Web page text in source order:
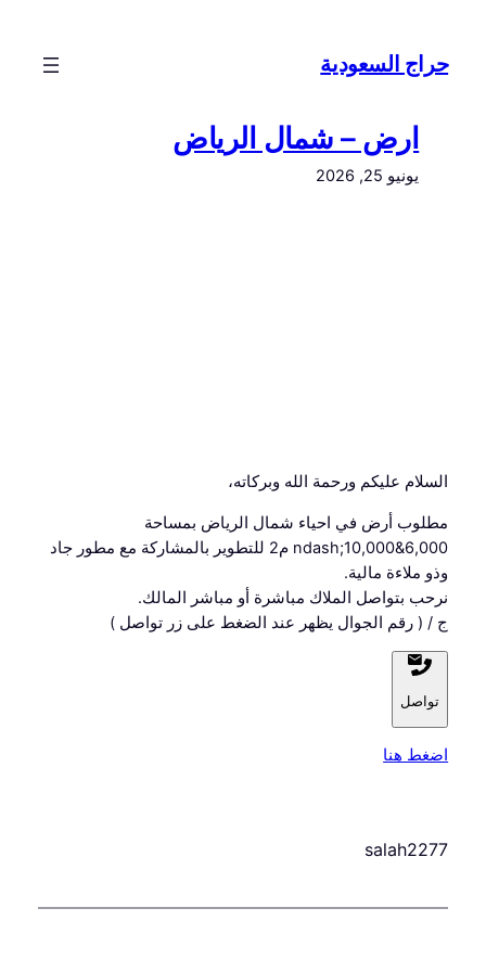
المحتوى
حراج السعودية
ارض – شمال الرياض
يونيو 25, 2026
السلام عليكم ورحمة الله وبركاته،
مطلوب أرض في احياء شمال الرياض بمساحة
6,000&ndash;10,000 م2 للتطوير بالمشاركة مع مطور جاد
وذو ملاءة مالية.
نرحب بتواصل الملاك مباشرة أو مباشر المالك.
ج / ( رقم الجوال يظهر عند الضغط على زر تواصل )
تواصل
اضغط هنا
salah2277